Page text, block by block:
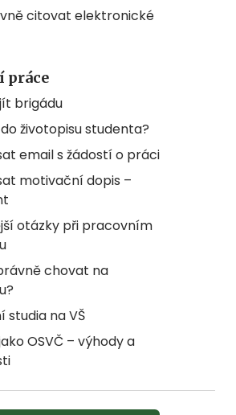
citovat elektronické
práce
brigádu
životopisu studenta?
email s žádostí o práci
motivační dopis –
otázky při pracovním
chovat na
studia na VŠ
OSVČ – výhody a